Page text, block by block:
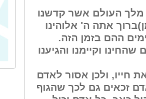
מלך העולם אשר קדשנו
אתה ה' אלוהינו
ההם בזמן הזה.
וקיימנו והגיענו
חייו, ולכן אסור לאדם
זכאים גם לכך שהגוף